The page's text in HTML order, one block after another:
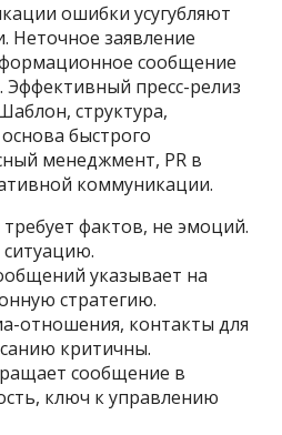
ошибки усугубляют
Неточное заявление
сообщение
пресс-релиз
структура,
быстрого
менеджмент, PR в
коммуникации.
фактов, не эмоций.
указывает на
стратегию.
отношения, контакты для
критичны.
сообщение в
ключ к управлению